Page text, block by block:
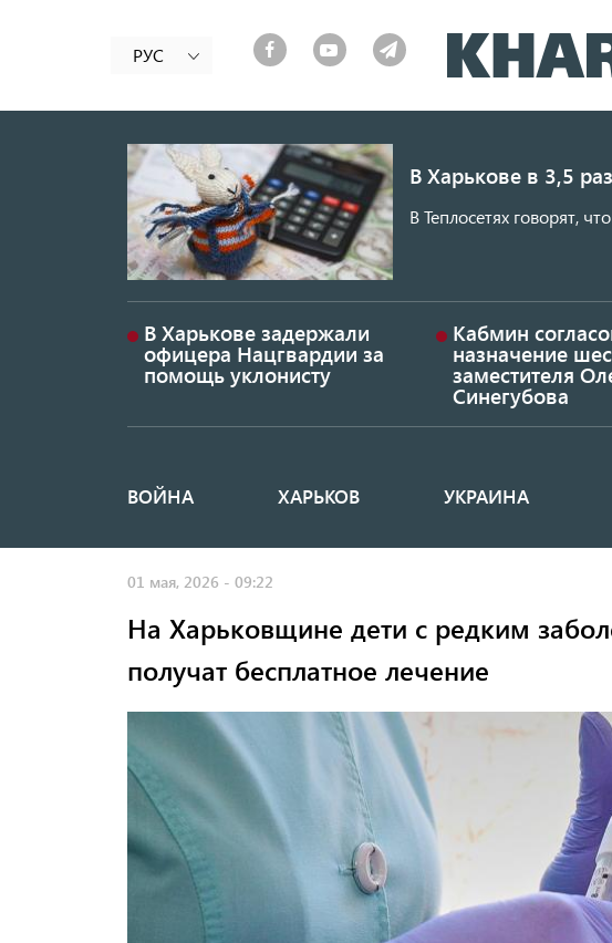
РУС
В Харькове в 3,5
В Теплосетях говорят,
В Харькове задержали
офицера Нацгвардии за
помощь уклонисту
Кабмин
назначение
заместителя
Синегубова
Основная
ВОЙНА ХАРЬКОВ УКРАИНА
01 мая, 2026 - 09:22
На Харьковщине дети с редким
получат бесплатное лечение